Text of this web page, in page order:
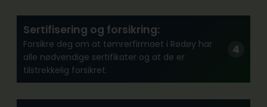
Sertifisering og forsikring:
Forsikre deg om at tømrerfirmaet i Rødøy har
alle nødvendige sertifikater og at de er
tilstrekkelig forsikret.